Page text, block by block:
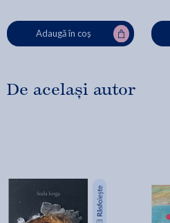
Adaugă în coș
De același autor